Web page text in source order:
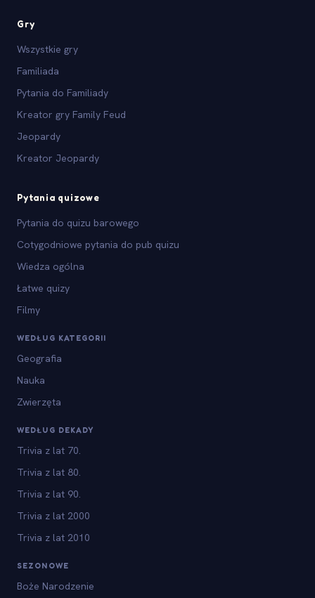
Gry
Wszystkie gry
Familiada
Pytania do Familiady
Kreator gry Family Feud
Jeopardy
Kreator Jeopardy
Pytania quizowe
Pytania do quizu barowego
Cotygodniowe pytania do pub quizu
Wiedza ogólna
Łatwe quizy
Filmy
WEDŁUG KATEGORII
Geografia
Nauka
Zwierzęta
WEDŁUG DEKADY
Trivia z lat 70.
Trivia z lat 80.
Trivia z lat 90.
Trivia z lat 2000
Trivia z lat 2010
SEZONOWE
Boże Narodzenie